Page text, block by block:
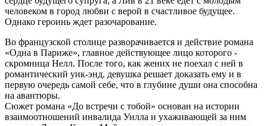
человеком в город любви с верой в счастливое будущее.
Однако героинь ждет разочарование.
Во французской столице разворачивается и действие романа
«Одна в Париже», главное действующее лицо которого -
скромница Нелл. После того, как жених не поехал с ней в
романтический уик-энд, девушка решает доказать ему и в
первую очередь самой себе, что в глубине души она способна
на авантюры.
Сюжет романа «До встречи с тобой» основан на истории
взаимоотношений инвалида Уилла и ухаживающей за ним